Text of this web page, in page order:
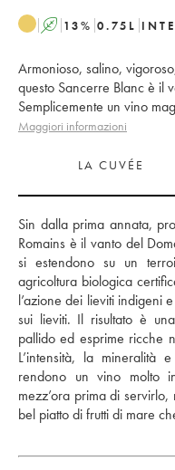
A 13% 0.75 L
Armonioso, salino,
questo Sancerre Blanc è il
Semplicemente un vino
Maggiori informazioni
LA CUVÉE
Sin dalla prima annata,
Romains è il vanto del
si estendono su un
agricoltura biologica
l’azione dei lieviti indigeni
sui lieviti. Il risultato è
pallido ed esprime ricche
L’intensità, la
rendono un vino molto
mezz’ora prima di
bel piatto di frutti di mare